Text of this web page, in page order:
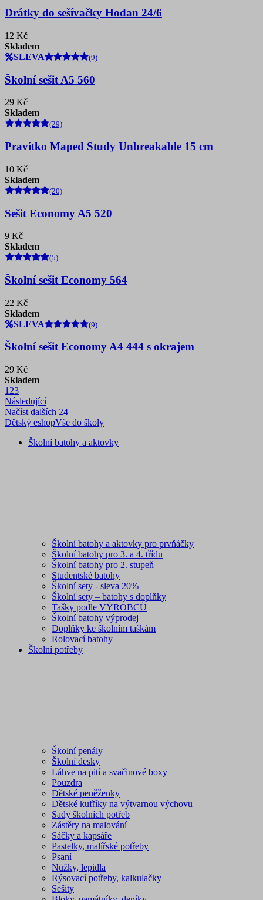
Drátky do sešívačky Hodan 24/6
12 Kč
Skladem
SLEVA
(9)
Školní sešit A5 560
29 Kč
Skladem
(29)
Pravítko Maped Study Unbreakable 15 cm
10 Kč
Skladem
(20)
Sešit Economy A5 520
9 Kč
Skladem
(5)
Školní sešit Economy 564
22 Kč
Skladem
SLEVA
(9)
Školní sešit Economy A4 444 s okrajem
29 Kč
Skladem
1 23
Následující
Načíst dalších 24
Dětský eshopVše do školy
Školní batohy a aktovky
Školní batohy a aktovky pro prvňáčky
Školní batohy pro 3. a 4. třídu
Školní batohy pro 2. stupeň
Studentské batohy
Školní sety - sleva 20%
Školní sety – batohy s doplňky
Tašky podle VÝROBCŮ
Školní batohy výprodej
Doplňky ke školním taškám
Rolovací batohy
Školní potřeby
Školní penály
Školní desky
Láhve na pití a svačinové boxy
Pouzdra
Dětské peněženky
Dětské kufříky na výtvarnou výchovu
Sady školních potřeb
Zástěry na malování
Sáčky a kapsáře
Pastelky, malířské potřeby
Psaní
Nůžky, lepidla
Rýsovací potřeby, kalkulačky
Sešity